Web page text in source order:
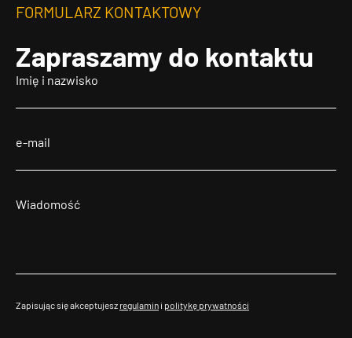
FORMULARZ KONTAKTOWY
Zapraszamy do kontaktu
Zapisując się akceptujesz regulamin i politykę prywatności